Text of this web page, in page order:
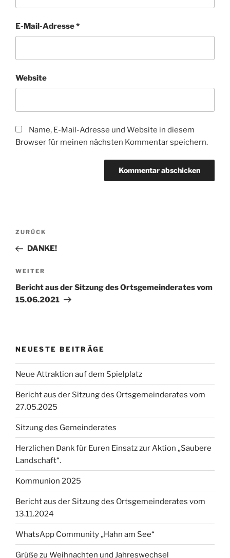
E-Mail-Adresse*
Website
Name, E-Mail-Adresse und Website in diesem
Browser für meinen nächsten Kommentar speichern.
Beitragsnavigation
Vorheriger
Beitrag
ZURÜCK
DANKE!
Nächster
Beitrag
WEITER
Bericht aus der Sitzung des Ortsgemeinderates vom
15.06.2021
NEUESTE BEITRÄGE
Neue Attraktion auf dem Spielplatz
Bericht aus der Sitzung des Ortsgemeinderates vom
27.05.2025
Sitzung des Gemeinderates
Herzlichen Dank für Euren Einsatz zur Aktion „Saubere
Landschaft“.
Kommunion 2025
Bericht aus der Sitzung des Ortsgemeinderates vom
13.11.2024
WhatsApp Community „Hahn am See“
Grüße zu Weihnachten und Jahreswechsel